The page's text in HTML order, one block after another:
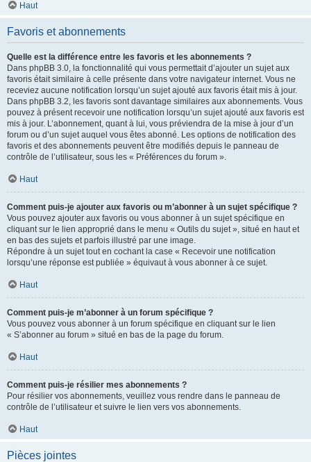
Haut
Favoris et abonnements
Quelle est la différence entre les favoris et les abonnements ?
Dans phpBB 3.0, la fonctionnalité qui vous permettait d’ajouter un sujet aux
favoris était similaire à celle présente dans votre navigateur internet. Vous ne
receviez aucune notification lorsqu’un sujet ajouté aux favoris était mis à jour.
Dans phpBB 3.2, les favoris sont davantage similaires aux abonnements. Vous
pouvez à présent recevoir une notification lorsqu’un sujet ajouté aux favoris est
mis à jour. L’abonnement, quant à lui, vous préviendra de la mise à jour d’un
forum ou d’un sujet auquel vous êtes abonné. Les options de notification des
favoris et des abonnements peuvent être modifiés depuis le panneau de
contrôle de l’utilisateur, sous les « Préférences du forum ».
Haut
Comment puis-je ajouter aux favoris ou m’abonner à un sujet spécifique ?
Vous pouvez ajouter aux favoris ou vous abonner à un sujet spécifique en
cliquant sur le lien approprié dans le menu « Outils du sujet », situé en haut et
en bas des sujets et parfois illustré par une image.
Répondre à un sujet tout en cochant la case « Recevoir une notification
lorsqu’une réponse est publiée » équivaut à vous abonner à ce sujet.
Haut
Comment puis-je m’abonner à un forum spécifique ?
Vous pouvez vous abonner à un forum spécifique en cliquant sur le lien
« S’abonner au forum » situé en bas de la page du forum.
Haut
Comment puis-je résilier mes abonnements ?
Pour résilier vos abonnements, veuillez vous rendre dans le panneau de
contrôle de l’utilisateur et suivre le lien vers vos abonnements.
Haut
Pièces jointes